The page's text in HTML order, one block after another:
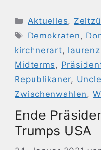
Kategorien
Aktuelles,
Schlagwörter
Demokraten,
kirchnerart,
Midterms,
Republikaner,
Zwischenwahlen,
Ende
Trumps USA